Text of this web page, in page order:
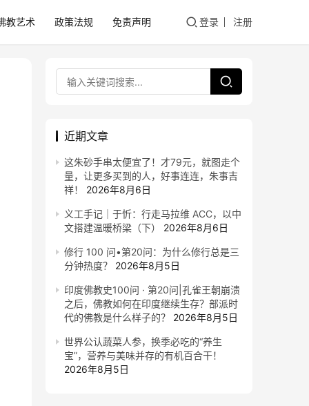
教艺术 政策法规 免责声明 登录 注册
近期文章
这朱砂手串太便宜了！才79元，就图走个
量，让更多买到的人，好事连连，朱事吉
祥！
2026年8月6日
义工手记｜于忻：行走马拉维 ACC，以中
文搭建温暖桥梁（下）
2026年8月6日
修行 100 问•第20问：为什么修行总是三
分钟热度？
2026年8月5日
印度佛教史100问 · 第20问|孔雀王朝崩溃
之后，佛教如何在印度继续生存？部派时
代的佛教是什么样子的？
2026年8月5日
世界公认蔬菜人参，换季必吃的“养生
宝”，营养与美味并存的有机百合干！
2026年8月5日